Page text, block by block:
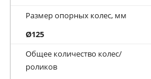
Размер опорных колес, мм
Ø125
Общее количество колес/
роликов